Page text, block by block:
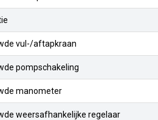
vul-/aftapkraan
pompschakeling
manometer
weersafhankelijke regelaar